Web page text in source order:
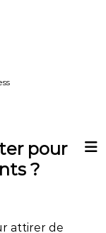
pour
?
attirer de